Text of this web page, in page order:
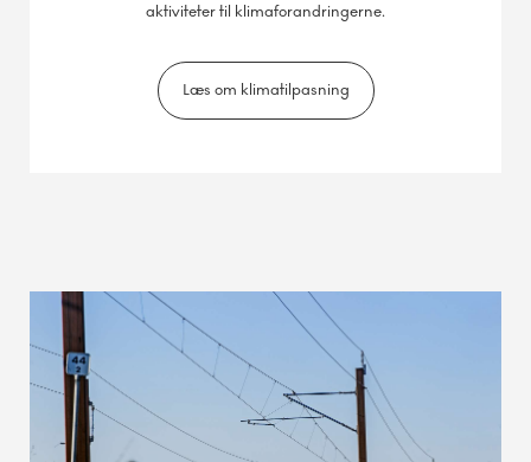
aktiviteter til klimaforandringerne.
Læs om klimatilpasning